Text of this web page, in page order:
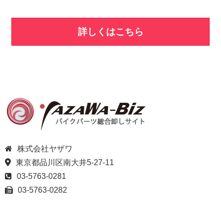
詳しくはこちら
株式会社ヤザワ
東京都品川区南大井5-27-11
03-5763-0281
03-5763-0282